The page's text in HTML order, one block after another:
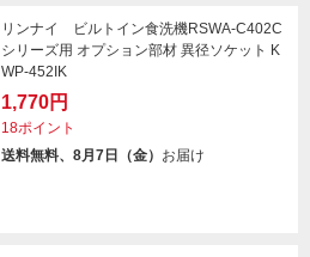
リンナイ ビルトイン食洗機RSWA-C402C
シリーズ用 オプション部材 異径ソケット K
WP-452IK
1,770円
18ポイント
送料無料、8月7日（金） お届け